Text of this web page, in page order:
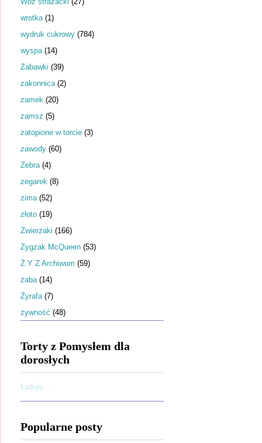
wrotka (1)
wydruk cukrowy (784)
wyspa (14)
Zabawki (39)
zakonnica (2)
zamek (20)
zamsz (5)
zatopione w torcie (3)
zawody (60)
Zebra (4)
zegarek (8)
zima (52)
złoto (19)
Zwierzaki (166)
Zygzak McQueen (53)
Ż Y Z Archiwum (59)
żaba (14)
Żyrafa (7)
żywność (48)
Torty z Pomysłem dla
dorosłych
Ładuję...
Popularne posty